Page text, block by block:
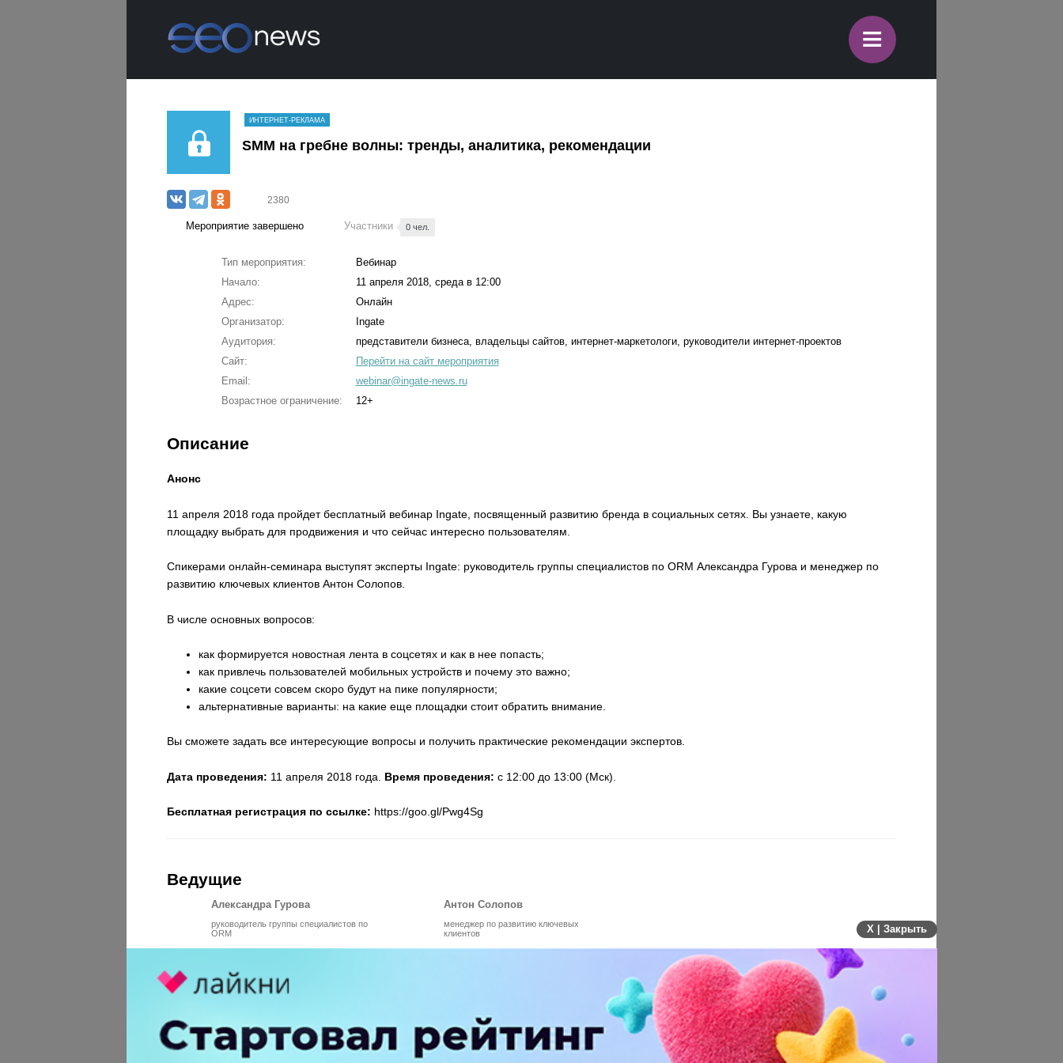
≡
ИНТЕРНЕТ-РЕКЛАМА
SMM на гребне волны: тренды, аналитика, рекомендации
2380
Мероприятие завершено Участники 0 чел.
Тип мероприятия:
Вебинар
Начало:
11 апреля 2018, среда в 12:00
Адрес:
Онлайн
Организатор:
Ingate
Аудитория:
представители бизнеса, владельцы сайтов, интернет-маркетологи, руководители интернет-проектов
Сайт:
Перейти на сайт мероприятия
Email:
webinar@ingate-news.ru
Возрастное ограничение:
12+
Описание
Анонс
11 апреля 2018 года пройдет бесплатный вебинар Ingate, посвященный развитию бренда в социальных сетях. Вы узнаете, какую
площадку выбрать для продвижения и что сейчас интересно пользователям.
Спикерами онлайн-семинара выступят эксперты Ingate: руководитель группы специалистов по ORM Александра Гурова и менеджер по
развитию ключевых клиентов Антон Солопов.
В числе основных вопросов:
как формируется новостная лента в соцсетях и как в нее попасть;
как привлечь пользователей мобильных устройств и почему это важно;
какие соцсети совсем скоро будут на пике популярности;
альтернативные варианты: на какие еще площадки стоит обратить внимание.
Вы сможете задать все интересующие вопросы и получить практические рекомендации экспертов.
Дата проведения: 11 апреля 2018 года. Время проведения: с 12:00 до 13:00 (Мск).
Бесплатная регистрация по ссылке: https://goo.gl/Pwg4Sg
Ведущие
Александра Гурова
руководитель группы специалистов по
ORM
Антон Солопов
менеджер по развитию ключевых
клиентов
X | Закрыть